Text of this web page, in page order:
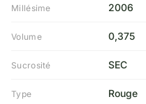
Millésime 2006
Volume 0,375
Sucrosité SEC
Type Rouge